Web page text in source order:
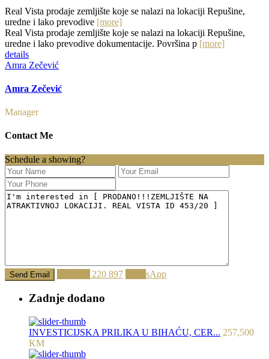
Real Vista prodaje zemljište koje se nalazi na lokaciji Repušine,
uredne i lako prevodive [more]
Real Vista prodaje zemljište koje se nalazi na lokaciji Repušine,
uredne i lako prevodive dokumentacije. Površina p [more]
details
Amra Zečević
Amra Zečević
Manager
Contact Me
Schedule a showing?
062 220 897 WhatsApp
Zadnje dodano
INVESTICIJSKA PRILIKA U BIHAĆU, CER... 257,500
KM